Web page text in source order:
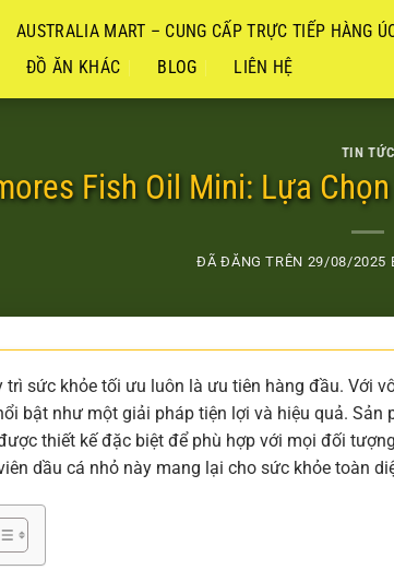
AUSTRALIA MART – CUNG CẤP TRỰC TIẾP HÀNG
ĐỒ ĂN KHÁC
BLOG LIÊN HỆ
TIN TỨC
Fish Oil Mini: Lựa
ĐÃ ĐĂNG TRÊN 29/08/2025
trì sức khỏe tối ưu luôn là ưu tiên hàng đầu. Với
bật như một giải pháp tiện lợi và hiệu quả. Sản
thiết kế đặc biệt để phù hợp với mọi đối
dầu cá nhỏ này mang lại cho sức khỏe toàn